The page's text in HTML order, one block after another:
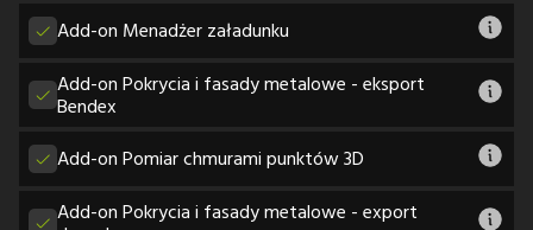
Add-on Menadżer załadunku
Add-on Pokrycia i fasady metalowe - eksport
Bendex
Add-on Pomiar chmurami punktów 3D
Add-on Pokrycia i fasady metalowe - export